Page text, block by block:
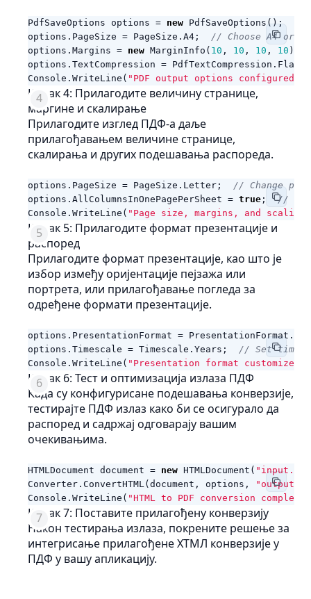
PdfSaveOptions options = new PdfSaveOptions ();
options . PageSize = PageSize . A4 ;
// Choose A4 or
options . Margins = new MarginInfo ( 10 , 10 , 10 , 10 );
options . TextCompression = PdfTextCompression . Flate
Console . WriteLine ( "PDF output options configured."
Корак 4: Прилагодите величину странице,
маргине и скалирање
Прилагодите изглед ПДФ-а даље
прилагођавањем величине странице,
скалирања и других подешавања распореда.
options . PageSize = PageSize . Letter ;
// Change
options . AllColumnsInOnePagePerSheet = true ;
//
Console . WriteLine ( "Page size, margins, and
Корак 5: Прилагодите формат презентације и
распоред
Прилагодите формат презентације, као што је
избор између оријентације пејзажа или
портрета, или прилагођавање погледа за
одређене формати презентације.
options . PresentationFormat = PresentationFormat .
options . Timescale = Timescale . Years ;
// Set
Console . WriteLine ( "Presentation format customized."
Корак 6: Тест и оптимизација излаза ПДФ
Када су конфигурисане подешавања конверзије,
тестирајте ПДФ излаз како би се осигурало да
распоред и садржај одговарају вашим
очекивањима.
HTMLDocument document = new HTMLDocument (
Converter . ConvertHTML( document , options ,
Console . WriteLine ( "HTML to PDF conversion
Корак 7: Поставите прилагођену конверзију
Након тестирања излаза, покрените решење за
интегрисање прилагођене ХТМЛ конверзије у
ПДФ у вашу апликацију.